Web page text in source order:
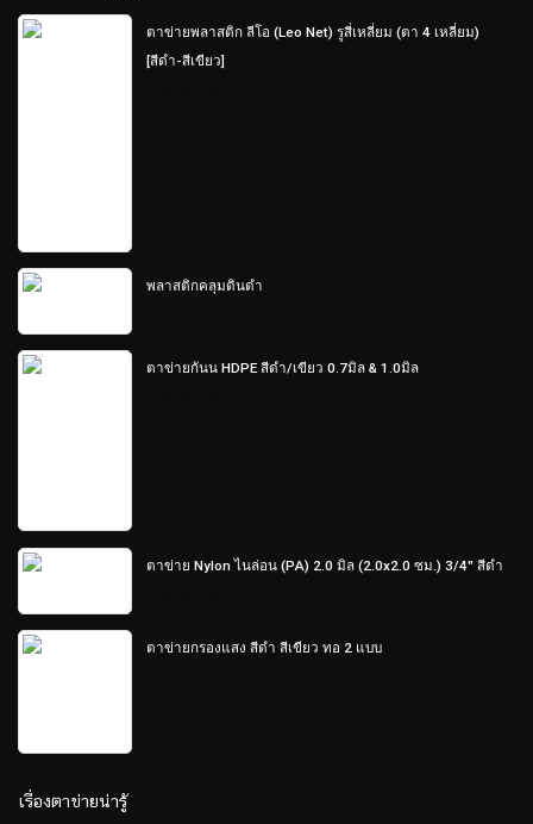
ตาข่ายพลาสติก ลีโอ (Leo Net) รูสี่เหลี่ยม (ตา 4 เหลี่ยม)
[สีดำ-สีเขียว]
พลาสติกคลุมดินดำ
of
5
ตาข่ายกันน HDPE สีดำ/เขียว 0.7มิล & 1.0มิล
ตาข่าย Nylon ไนล่อน (PA) 2.0 มิล (2.0x2.0 ซม.) 3/4" สีดำ
of
5
ตาข่ายกรองแสง สีดำ สีเขียว ทอ 2 แบบ
เรื่องตาข่ายน่ารู้